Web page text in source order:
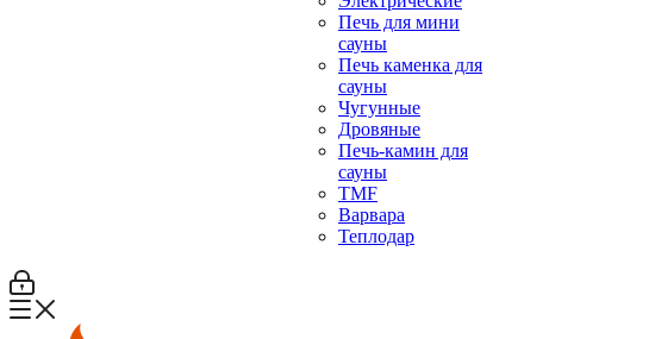
Печь для мини
сауны
Печь каменка для
сауны
Чугунные
Дровяные
Печь-камин для
сауны
TMF
Варвара
Теплодар